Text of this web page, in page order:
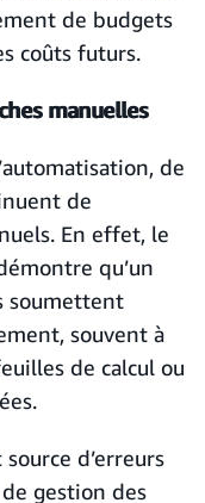
de budgets
coûts futurs.
manuelles
de
de
En effet, le
qu’un
soumettent
souvent à
de calcul ou
d’erreurs
gestion des